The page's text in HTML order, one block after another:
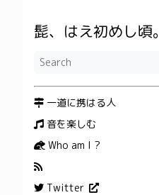
髭、はえ初めし頃。
一道に携はる人
音を楽しむ
Who am I ?
Twitter